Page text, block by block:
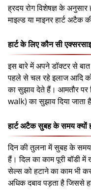
ह्रदय रोग विशेषज्ञ के अनुसार
माइल्ड या माइनर हार्ट अटैक
हार्ट के लिए कौन सी
इस बारे में अपने डॉक्टर से
पहले से चल रहे इलाज आदि
का सुझाव देते हैं। आमतौर पर
walk) का सुझाव दिया जाता
हार्ट अटैक सुबह के समय क्यों
दिन की तुलना में सुबह के
हैं। दिल का काम पूरी बॉडी
सेल्स को हटाने का काम भी
अधिक दबाव पड़ता है जिससे